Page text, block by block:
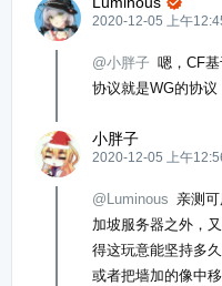
2020-12-05 上午
@小胖子 嗯，CF
协议就是WG的协议
小胖子
2020-12-05 上午
@Luminous 亲测
加坡服务器之外，
得这玩意能坚持多
或者把墙加的像中